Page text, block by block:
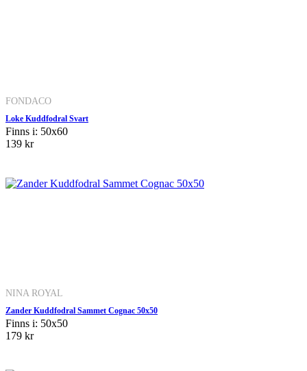
FONDACO
Loke Kuddfodral Svart
Finns i: 50x60
139 kr
NINA ROYAL
Zander Kuddfodral Sammet Cognac 50x50
Finns i: 50x50
179 kr